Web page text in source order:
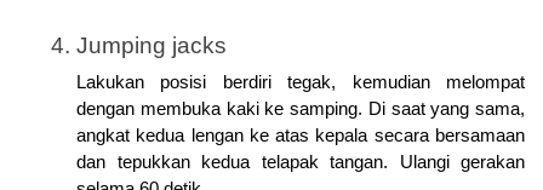
Jumping jacks
Lakukan posisi berdiri tegak, kemudian melompat
dengan membuka kaki ke samping. Di saat yang sama,
angkat kedua lengan ke atas kepala secara bersamaan
dan tepukkan kedua telapak tangan. Ulangi gerakan